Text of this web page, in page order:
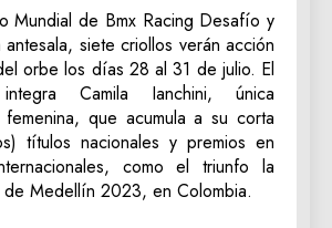
Mundial de Bmx Racing Desafío y
siete criollos verán acción
orbe los días 28 al 31 de julio. El
Camila Ianchini, única
femenina, que acumula a su corta
títulos nacionales y premios en
como el triunfo la
Medellín 2023, en Colombia.